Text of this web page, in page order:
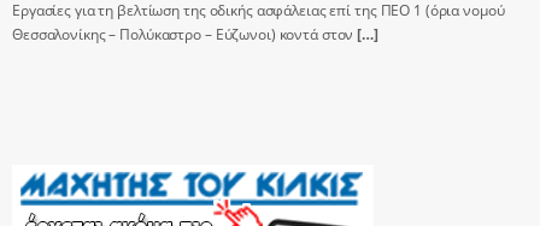
Εργασίες για τη βελτίωση της οδικής ασφάλειας επί της ΠΕΟ 1 (όρια νομού
Θεσσαλονίκης – Πολύκαστρο – Εύζωνοι) κοντά στον […]